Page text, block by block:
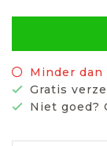
Minder dan
Gratis
Niet goed?